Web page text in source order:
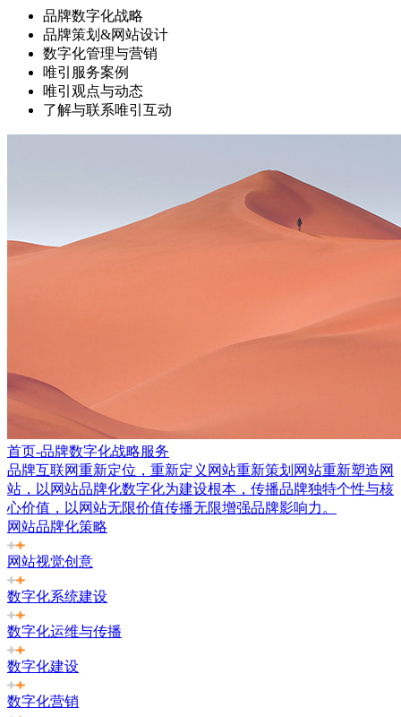
品牌数字化战略
品牌策划&网站设计
数字化管理与营销
唯引服务案例
唯引观点与动态
了解与联系唯引互动
首页-品牌数字化战略服务
品牌互联网重新定位，重新定义网站重新策划网站重新塑造网
站，以网站品牌化数字化为建设根本，传播品牌独特个性与核
心价值，以网站无限价值传播无限增强品牌影响力。
网站品牌化策略
网站视觉创意
数字化系统建设
数字化运维与传播
数字化建设
数字化营销